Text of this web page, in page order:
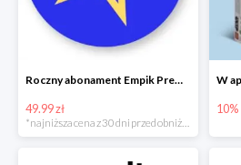
Roczny abonament Empik Premium w super cenie
49.99 zł
*najniższa cena z 30 dni przed obniżką
10%